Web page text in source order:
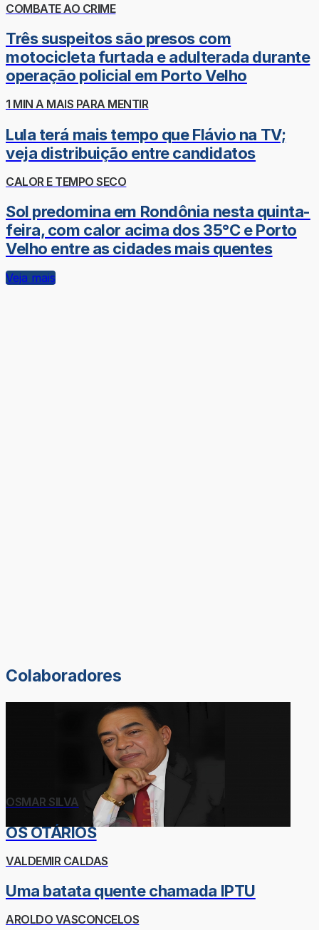
COMBATE AO CRIME
Três suspeitos são presos com
motocicleta furtada e adulterada durante
operação policial em Porto Velho
1 MIN A MAIS PARA MENTIR
Lula terá mais tempo que Flávio na TV;
veja distribuição entre candidatos
CALOR E TEMPO SECO
Sol predomina em Rondônia nesta quinta-
feira, com calor acima dos 35°C e Porto
Velho entre as cidades mais quentes
Veja mais
Colaboradores
OSMAR SILVA
OS OTÁRIOS
VALDEMIR CALDAS
Uma batata quente chamada IPTU
AROLDO VASCONCELOS